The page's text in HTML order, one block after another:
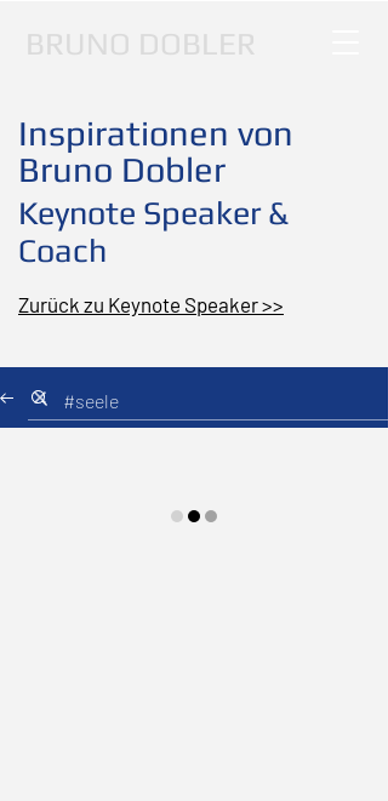
BRUNO DOBLER
Inspirationen von
Bruno Dobler
Keynote Speaker &
Coach
Zurück zu Keynote Speaker >>